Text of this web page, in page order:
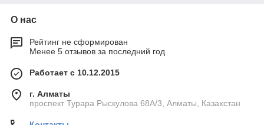
О нас
Рейтинг не сформирован
Менее 5 отзывов за последний год
Работает с 10.12.2015
г. Алматы
проспект Турара Рыскулова 68А/3, Алматы, Казахстан